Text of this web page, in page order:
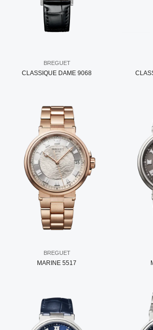
BREGUET
CLASSIQUE DAME 9068
BREGUET
MARINE 5517